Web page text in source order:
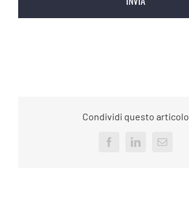
Condividi questo articolo
FacebookLinkedInEmail